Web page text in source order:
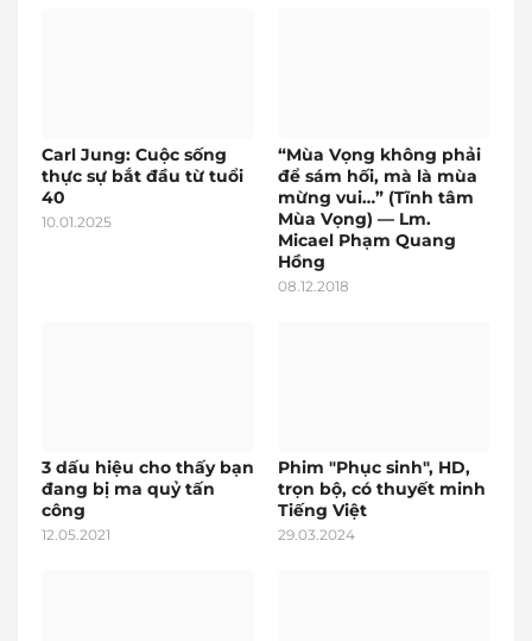
Carl Jung: Cuộc sống
thực sự bắt đầu từ tuổi
40
10.01.2025
“Mùa Vọng không phải
để sám hối, mà là mùa
mừng vui…” (Tĩnh tâm
Mùa Vọng) — Lm.
Micael Phạm Quang
Hồng
08.12.2018
3 dấu hiệu cho thấy bạn
đang bị ma quỷ tấn
công
12.05.2021
Phim "Phục sinh", HD,
trọn bộ, có thuyết minh
Tiếng Việt
29.03.2024